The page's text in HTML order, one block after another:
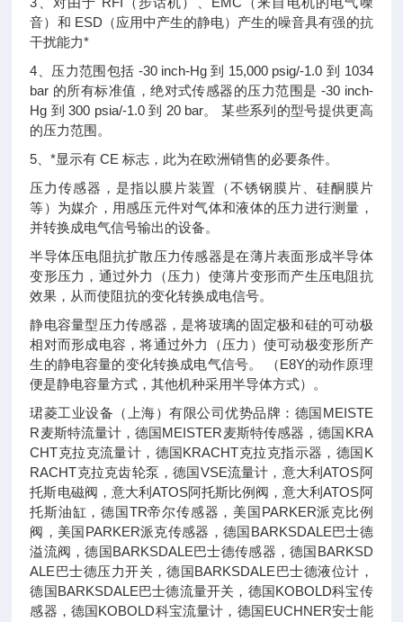
音）和 ESD（应用中产生的静电）产生的噪音具有强的抗
干扰能力*
4、压力范围包括 -30 inch-Hg 到 15,000 psig/-1.0 到 1034
bar 的所有标准值，绝对式传感器的压力范围是 -30 inch-
Hg 到 300 psia/-1.0 到 20 bar。 某些系列的型号提供更高
的压力范围。
5、*显示有 CE 标志，此为在欧洲销售的必要条件。
压力传感器，是指以膜片装置（不锈钢膜片、硅酮膜片
等）为媒介，用感压元件对气体和液体的压力进行测量，
并转换成电气信号输出的设备。
半导体压电阻抗扩散压力传感器是在薄片表面形成半导体
变形压力，通过外力（压力）使薄片变形而产生压电阻抗
效果，从而使阻抗的变化转换成电信号。
静电容量型压力传感器，是将玻璃的固定极和硅的可动极
相对而形成电容，将通过外力（压力）使可动极变形所产
生的静电容量的变化转换成电气信号。 （E8Y的动作原理
便是静电容量方式，其他机种采用半导体方式）。
珺菱工业设备（上海）有限公司优势品牌：德国MEISTE
R麦斯特流量计，德国MEISTER麦斯特传感器，德国KRA
CHT克拉克流量计，德国KRACHT克拉克指示器，德国K
RACHT克拉克齿轮泵，德国VSE流量计，意大利ATOS阿
托斯电磁阀，意大利ATOS阿托斯比例阀，意大利ATOS阿
托斯油缸，德国TR帝尔传感器，美国PARKER派克比例
阀，美国PARKER派克传感器，德国BARKSDALE巴士德
溢流阀，德国BARKSDALE巴士德传感器，德国BARKSD
ALE巴士德压力开关，德国BARKSDALE巴士德液位计，
德国BARKSDALE巴士德流量开关，德国KOBOLD科宝传
感器，德国KOBOLD科宝流量计，德国EUCHNER安士能